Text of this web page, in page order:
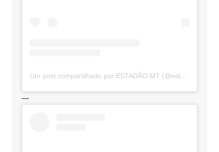
Um post compartilhado por ESTADÃO MT (@estadaomt)
---